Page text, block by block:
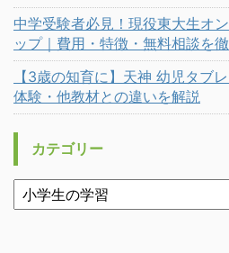
中学受験者必見！現役東大生オ
ップ｜費用・特徴・無料相談を
【3歳の知育に】天神 幼児タブ
体験・他教材との違いを解説
カテゴリー